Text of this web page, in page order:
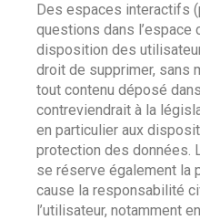
Des espaces interactifs
questions dans l’espace
disposition des
droit de supprimer, sans
tout contenu déposé
contreviendrait à la
en particulier aux
protection des données.
se réserve également la
cause la responsabilité
l’utilisateur, notamment